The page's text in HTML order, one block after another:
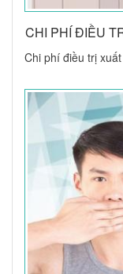
CHI PHÍ ĐIỀU
Chi phí điều trị